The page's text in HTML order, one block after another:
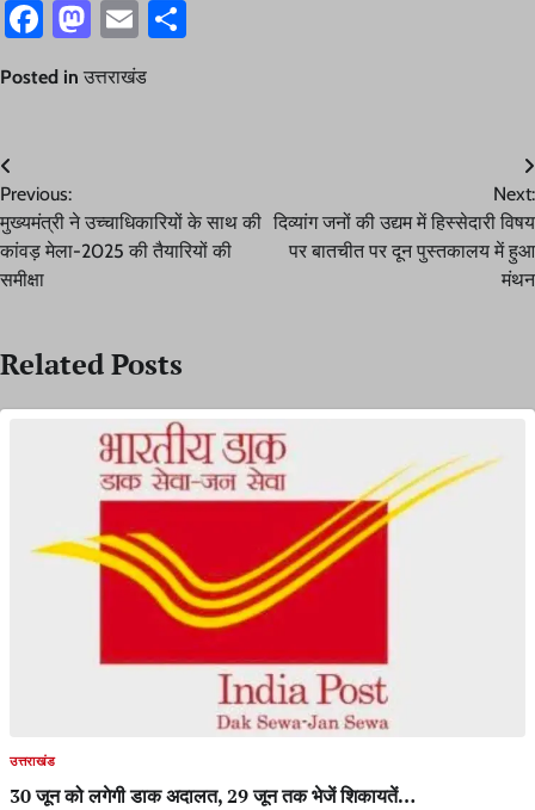
Facebook
Mastodon
Email
Posted in उत्तराखंड
Post
navigation
Previous:
मुख्यमंत्री ने उच्चाधिकारियों के साथ की
कांवड़ मेला-2025 की तैयारियों की
समीक्षा
Next:
दिव्यांग जनों की उद्यम में हिस्सेदारी विषय
पर बातचीत पर दून पुस्तकालय में हुआ
मंथन
Related Posts
उत्तराखंड
30 जून को लगेगी डाक अदालत, 29 जून तक भेजें शिकायतें…